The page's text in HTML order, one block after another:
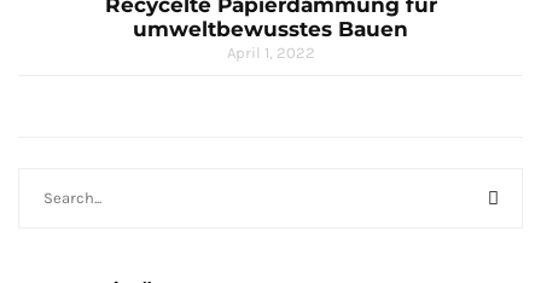
umweltbewusstes Bauen
April 1, 2022